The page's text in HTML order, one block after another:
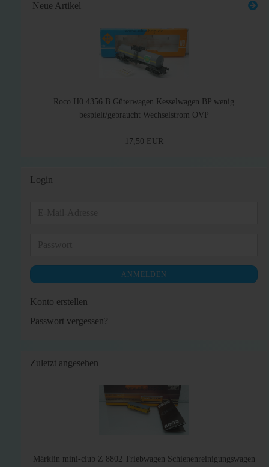
Neue Artikel
Roco H0 4356 B Güterwagen Kesselwagen BP wenig
bespielt/gebraucht Wechselstrom OVP
17,50 EUR
Login
ANMELDEN
Konto erstellen
Passwort vergessen?
Zuletzt angesehen
Märklin mini-club Z 8802 Triebwagen Schienenreinigungswagen